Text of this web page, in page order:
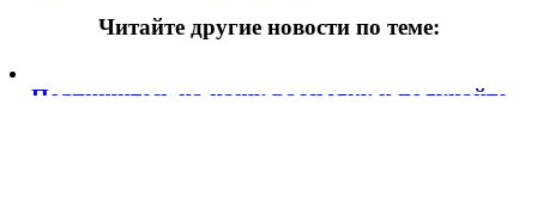
Читайте другие новости по теме:
Подпишитесь на нашу рассылку и получайте